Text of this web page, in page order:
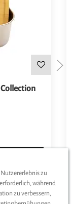
Nutzererlebnis zu
während
zu verbessern,